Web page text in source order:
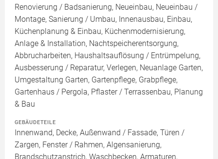
Renovierung / Badsanierung, Neueinbau, Neueinbau /
Montage, Sanierung / Umbau, Innenausbau, Einbau,
Küchenplanung & Einbau, Küchenmodernisierung,
Anlage & Installation, Nachtspeicherentsorgung,
Abbrucharbeiten, Haushaltsauflösung / Entrümpelung,
Ausbesserung / Reparatur, Verlegen, Neuanlage Garten,
Umgestaltung Garten, Gartenpflege, Grabpflege,
Gartenhaus / Pergola, Pflaster / Terrassenbau, Planung
& Bau
GEBÄUDETEILE
Innenwand, Decke, Außenwand / Fassade, Türen /
Zargen, Fenster / Rahmen, Algensanierung,
Brandschutzanstrich, Waschbecken, Armaturen,